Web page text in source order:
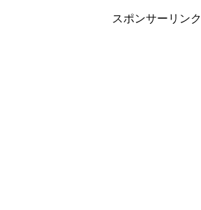
スポンサーリンク